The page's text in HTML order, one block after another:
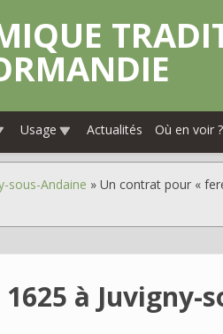
Usage Actualités Où en voir ?
sous-Andaine
Un contrat pour «
à Juvigny-